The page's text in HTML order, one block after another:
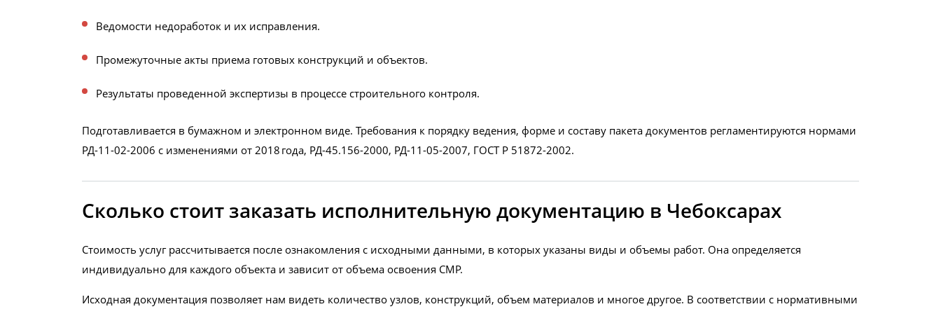
Ведомости недоработок и их исправления.
Промежуточные акты приема готовых конструкций и объектов.
Результаты проведенной экспертизы в процессе строительного контроля.
Подготавливается в бумажном и электронном виде. Требования к порядку ведения, форме и составу пакета документов регламентируются нормами
РД-11-02-2006 с изменениями от 2018 года, РД-45.156-2000, РД-11-05-2007, ГОСТ Р 51872-2002.
Сколько стоит заказать исполнительную документацию в Чебоксарах
Стоимость услуг рассчитывается после ознакомления с исходными данными, в которых указаны виды и объемы работ. Она определяется
индивидуально для каждого объекта и зависит от объема освоения СМР.
Исходная документация позволяет нам видеть количество узлов, конструкций, объем материалов и многое другое. В соответствии с нормативными